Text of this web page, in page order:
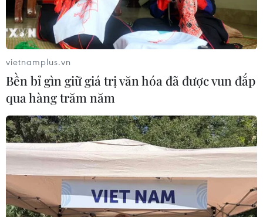
Cựu Tổng thống Mỹ Donald Trump tuyên
bố hợp tác với cơ quan điều tra
12/08/2022 06:32
vietnamplus.vn
Bền bỉ gìn giữ giá trị văn hóa đã được vun đắp
qua hàng trăm năm